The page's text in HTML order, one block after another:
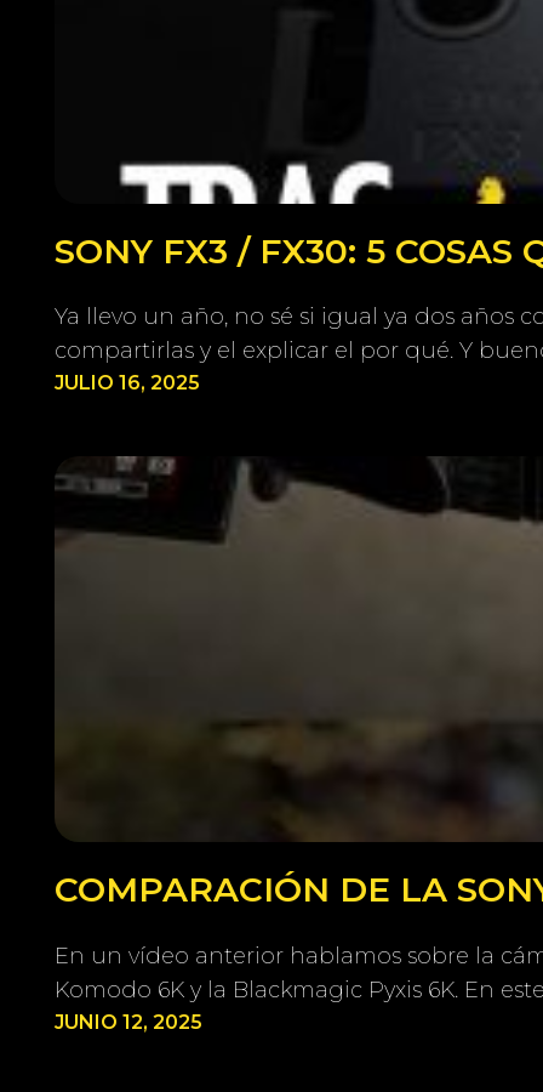
SONY FX3 / FX30: 5 COSAS
Ya llevo un año, no sé si igual ya dos años
compartirlas y el explicar el por qué. Y
JULIO 16, 2025
COMPARACIÓN DE LA
En un vídeo anterior hablamos sobre la
Komodo 6K y la Blackmagic Pyxis 6K. En
JUNIO 12, 2025